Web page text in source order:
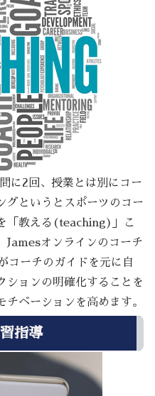
に2回、授業とは別にコー
グというとスポーツのコー
「教える(teaching)」こ
Jamesオンラインのコーチ
コーチのガイドを元に自
ションの明確化することを
ベーションを高めます。
指導